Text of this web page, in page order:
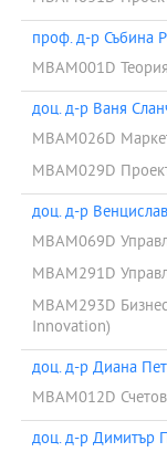
проф. д-р Събина
MBAM001D
доц. д-р Ваня
MBAM026D
MBAM029D
доц. д-р
MBAM069D
MBAM291D
MBAM293D
Innovation)
доц. д-р Диана
MBAM012D
доц. д-р Димитър